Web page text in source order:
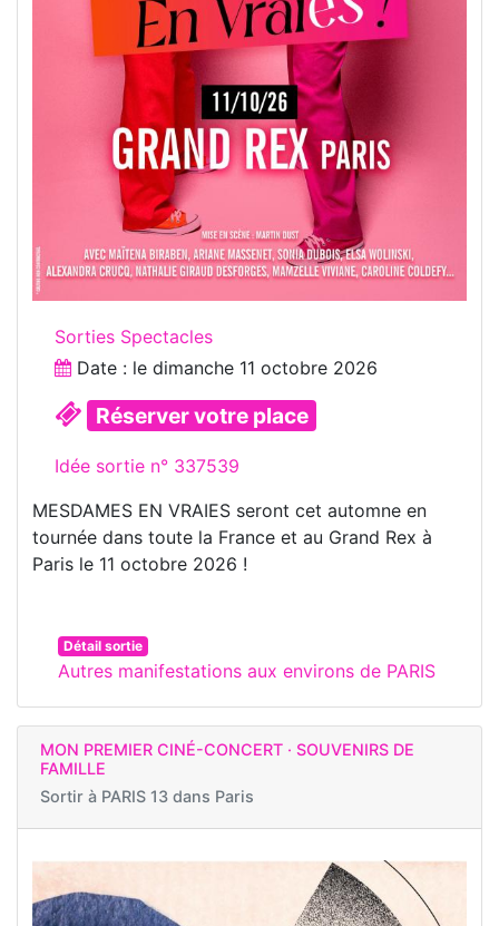
Sorties Spectacles
Date : le dimanche 11 octobre 2026
Réserver votre place
Idée sortie n° 337539
MESDAMES EN VRAIES seront cet automne en
tournée dans toute la France et au Grand Rex à
Paris le 11 octobre 2026 !
Détail sortie
Autres manifestations aux environs de PARIS
MON PREMIER CINÉ-CONCERT · SOUVENIRS DE
FAMILLE
Sortir à PARIS 13 dans Paris